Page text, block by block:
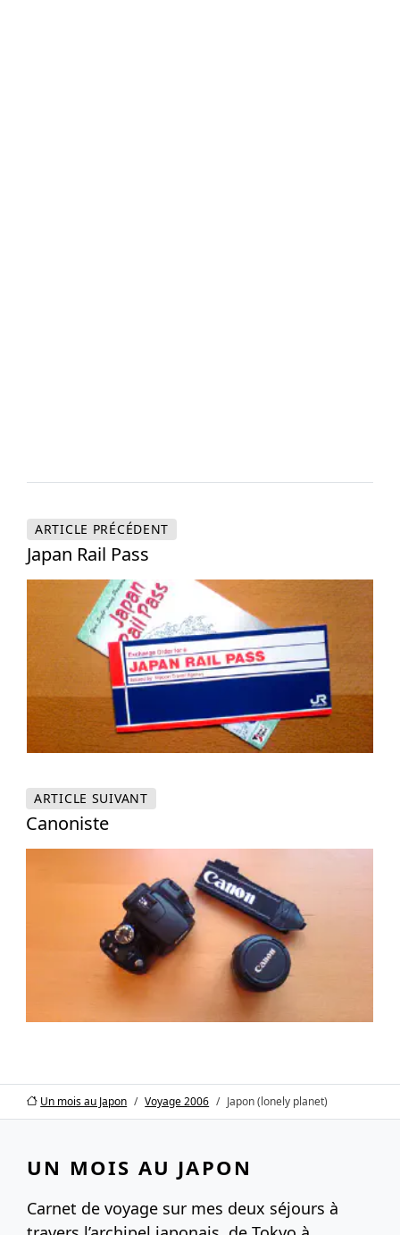
ARTICLE PRÉCÉDENT
Japan Rail Pass
ARTICLE SUIVANT
Canoniste
Un mois au Japon Voyage 2006 Japon (lonely planet)
UN MOIS AU JAPON
Carnet de voyage sur mes deux séjours à